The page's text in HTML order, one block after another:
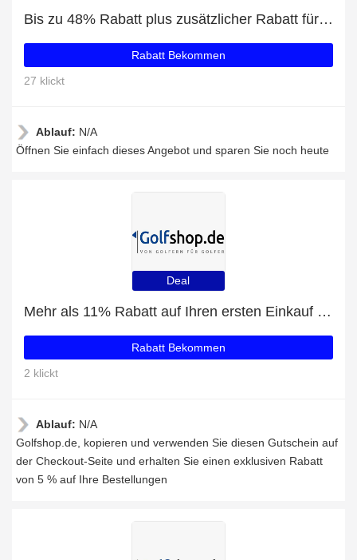
Bis zu 48% Rabatt plus zusätzlicher Rabatt für Reisetaschen
Rabatt Bekommen
27 klickt
Ablauf: N/A
Öffnen Sie einfach dieses Angebot und sparen Sie noch heute
Deal
Mehr als 11% Rabatt auf Ihren ersten Einkauf plus 5% Rabatt auf Legend Weihnachtspack 1er Pack
Rabatt Bekommen
2 klickt
Ablauf: N/A
Golfshop.de, kopieren und verwenden Sie diesen Gutschein auf
der Checkout-Seite und erhalten Sie einen exklusiven Rabatt
von 5 % auf Ihre Bestellungen